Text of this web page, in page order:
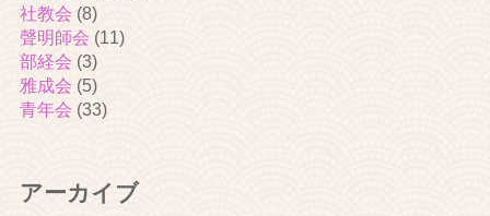
社教会 (8)
聲明師会 (11)
部経会 (3)
雅成会 (5)
青年会 (33)
アーカイブ